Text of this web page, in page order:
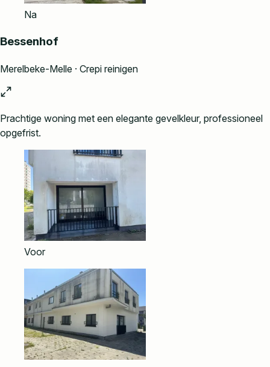
Na
Bessenhof
Merelbeke-Melle · Crepi reinigen
Prachtige woning met een elegante gevelkleur, professioneel
opgefrist.
Voor